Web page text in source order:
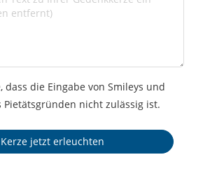
dass die Eingabe von Smileys und
Pietätsgründen nicht zulässig ist.
Kerze jetzt erleuchten